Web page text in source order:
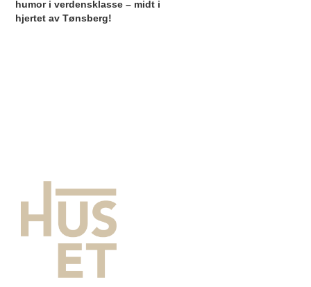
humor i verdensklasse – midt i
hjertet av Tønsberg!